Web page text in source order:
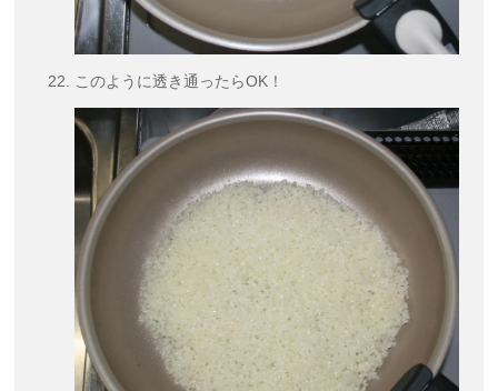
このように透き通ったらOK！